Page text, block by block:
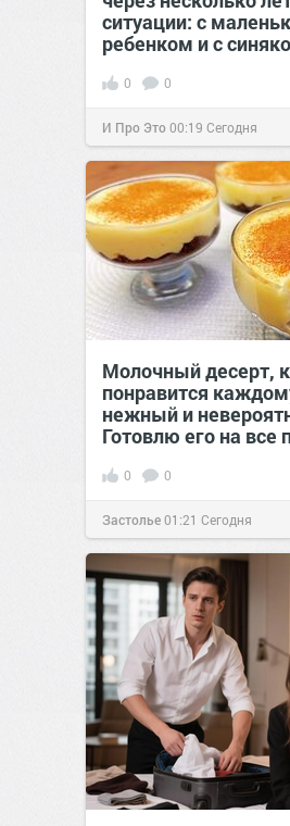
ситуации: с
ребенком и с
0 0
И Про Это00:19 Сегодня
Молочный десерт,
понравится
нежный и
Готовлю его на все
0 0
Застолье01:21 Сегодня